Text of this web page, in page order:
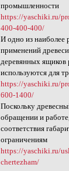
промышленности
https://yaschiki.ru/
400-400-400/
И одно из наиболее
применений
деревянных ящиков
используются для
https://yaschiki.ru/
600-1400/
Поскольку
обращении и
соответствия
ограничениям
https://yaschiki.ru/
chertezham/